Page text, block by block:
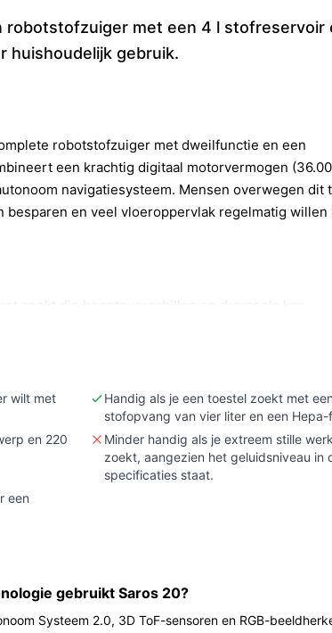
robotstofzuiger met een 4 l stofreservoir
huishoudelijk gebruik.
robotstofzuiger met dweilfunctie en een
een krachtig digitaal motorvermogen
navigatiesysteem. Mensen overwegen dit
besparen en veel vloeroppervlak regelmatig willen
zoekt die hoogteverschillen en drempels kan
groot huis en je waarde hecht aan een
oplossing nodig hebt (het genoemde
laag gewicht vereist
of meubels en drempels in jouw huis passen bij
en drempeloverbrugging (bijvoorbeeld
dat de robot ontworpen is om zelfstandig veel
inslagkracht op vuil en haren bij normale vloeren.
dat de robot meerdere kamers of etages
wilt met
Handig als je een toestel zoekt met een
stofopvang van vier liter en een Hepa-
en 220
Minder handig als je extreem stille
zoekt, aangezien het geluidsniveau in
specificaties staat.
een
gebruikt Saros 20?
Systeem 2.0, 3D ToF-sensoren en RGB-